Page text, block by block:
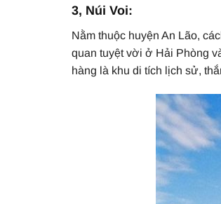
3, Núi Voi:
Nằm thuộc huyện An Lão,
quan tuyệt vời ở Hải Phòng
hàng là khu di tích lịch sử,